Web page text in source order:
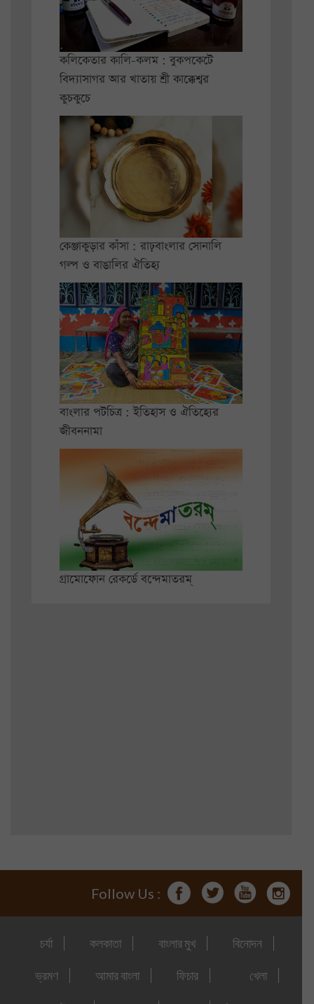
কলিকেতার কালি-কলম : বুকপকেটে
বিদ্যাসাগর আর খাতায় শ্রী কাক্কেশ্বর
কুচকুচে
কেঞ্জাকুড়ার কাঁসা : রাঢ়বাংলার সোনালি
গল্প ও বাঙালির ঐতিহ্য
বাংলার পটচিত্র : ইতিহাস ও ঐতিহ্যের
জীবননামা
গ্রামোফোন রেকর্ডে বন্দেমাতরম্
Follow Us :
চর্যা কলকাতা বাংলার মুখ বিনোদন
ভ্রমণ আমার বাংলা ফিচার খেলা